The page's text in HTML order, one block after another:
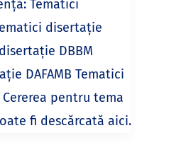
Tematici
disertație
DBBM
DAFAMB Tematici
pentru tema
fi descărcată aici.